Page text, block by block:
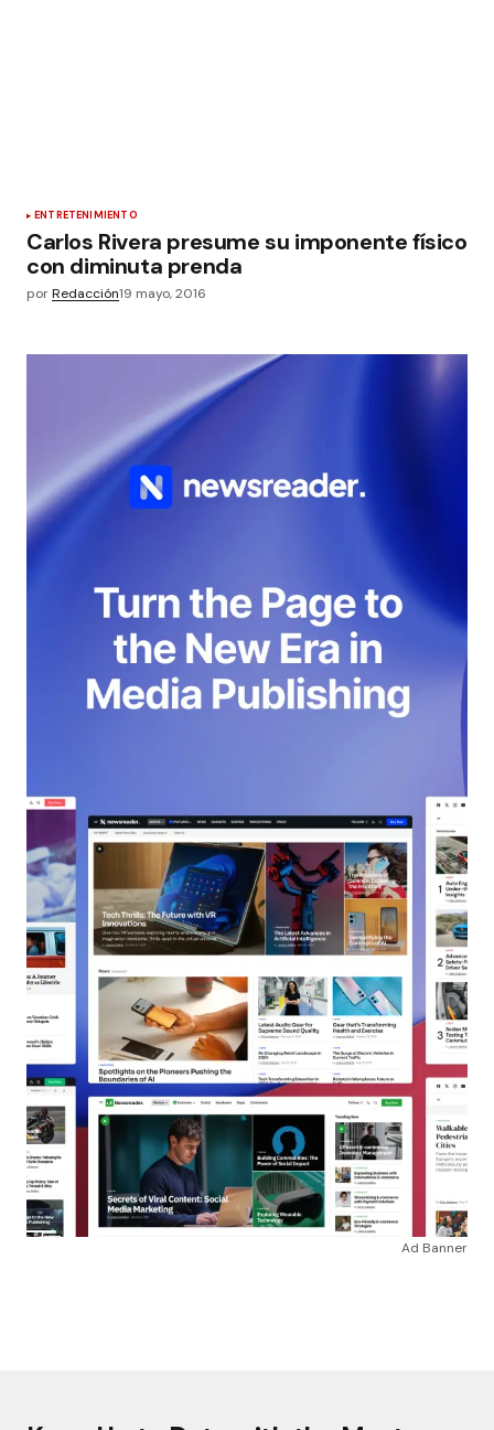
ENTRETENIMIENTO
Carlos Rivera presume su imponente físico
con diminuta prenda
porRedacción19 mayo, 2016
Ad Banner